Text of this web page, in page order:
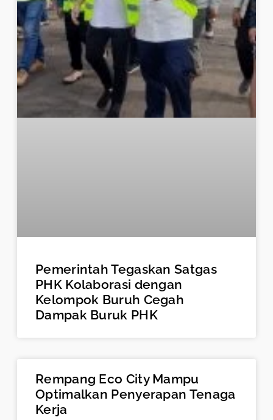
Pemerintah Tegaskan Satgas
PHK Kolaborasi dengan
Kelompok Buruh Cegah
Dampak Buruk PHK
Rempang Eco City Mampu
Optimalkan Penyerapan Tenaga
Kerja